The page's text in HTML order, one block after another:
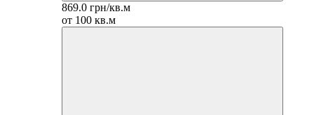
869.0 грн/кв.м
от 100 кв.м